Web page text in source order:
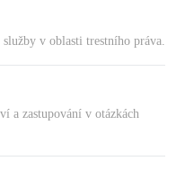
v oblasti trestního práva.
a zastupování v otázkách